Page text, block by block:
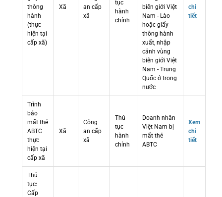
thông
hành
(thực
hiện tại
cấp xã)
Xã
an cấp
xã
tục
hành
chính
biên giới Việt
Nam - Lào
hoặc giấy
thông hành
xuất, nhập
cảnh vùng
biên giới Việt
Nam - Trung
Quốc ở trong
nước
chi
tiết
Trình
báo
mất thẻ
ABTC
thực
hiện tại
cấp xã
Xã
Công
an cấp
xã
Thủ
tục
hành
chính
Doanh nhân
Việt Nam bị
mất thẻ
ABTC
Xem
chi
tiết
Thủ
tục:
Cấp